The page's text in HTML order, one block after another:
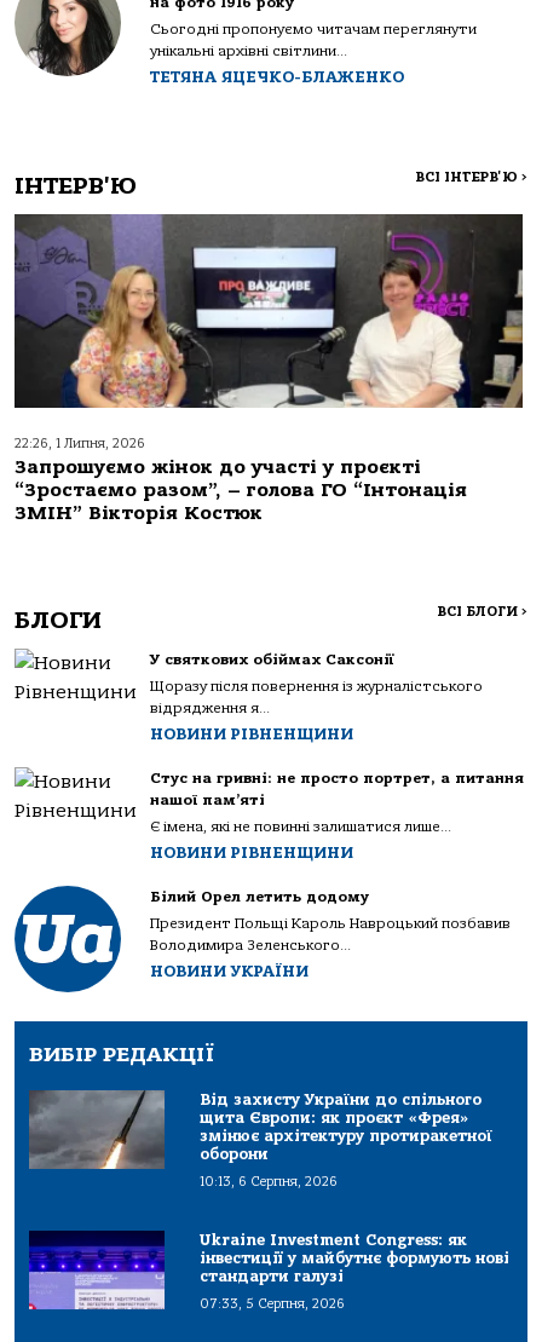
Сьогодні пропонуємо читачам переглянути
унікальні архівні світлини...
ТЕТЯНА ЯЦЕЧКО-БЛАЖЕНКО
ІНТЕРВ'Ю ВСІ ІНТЕРВ'Ю >
22:26, 1 Липня, 2026
Запрошуємо жінок до участі у проєкті
“Зростаємо разом”, – голова ГО “Інтонація
ЗМІН” Вікторія Костюк
БЛОГИ ВСІ БЛОГИ >
У святкових обіймах Саксонії
Щоразу після повернення із журналістського
відрядження я...
НОВИНИ РІВНЕНЩИНИ
Стус на гривні: не просто портрет, а питання
нашої пам’яті
Є імена, які не повинні залишатися лише...
НОВИНИ РІВНЕНЩИНИ
Білий Орел летить додому
Президент Польщі Кароль Навроцький позбавив
Володимира Зеленського...
НОВИНИ УКРАЇНИ
ВИБІР РЕДАКЦІЇ
Від захисту України до спільного
щита Європи: як проєкт «Фрея»
змінює архітектуру протиракетної
оборони
10:13, 6 Серпня, 2026
Ukraine Investment Congress: як
інвестиції у майбутнє формують нові
стандарти галузі
07:33, 5 Серпня, 2026